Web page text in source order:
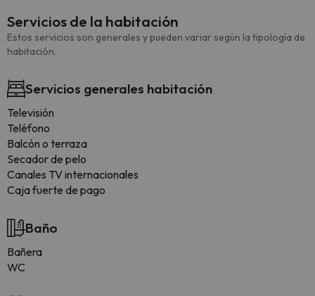
Servicios de la habitación
Estos servicios son generales y pueden variar según la tipología de
habitación.
Servicios generales habitación
Televisión
Teléfono
Balcón o terraza
Secador de pelo
Canales TV internacionales
Caja fuerte de pago
Baño
Bañera
WC